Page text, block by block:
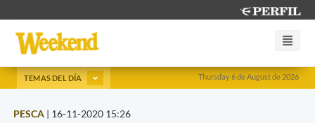
Thursday 6 de August de 2026
TEMAS DEL DÍA
PESCA | 16-11-2020 15:26